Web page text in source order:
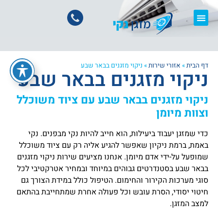
דף הבית» אזורי שירות» ניקוי מזגנים בבאר שבע
ניקוי מזגנים בבאר שבע
ניקוי מזגנים בבאר שבע עם ציוד משוכלל
וצוות מיומן
כדי שמזגן יעבוד ביעילות, הוא חייב להיות נקי מבפנים. נקי
באמת, ברמת ניקיון שאפשר להגיע אליה רק עם ציוד משוכלל
שמופעל על-ידי אדם מיומן. אנחנו מציעים שירות ניקוי מזגנים
בבאר שבע בסטנדרטים גבוהים במיוחד ובמחיר אטרקטיבי לכל
סוגי מערכות הקירור והחימום. הטיפול כולל במידת הצורך גם
חיטוי יסודי, הסרת עובש וכל פעולה אחרת שמתחייבת בהתאם
למצב המזגן.